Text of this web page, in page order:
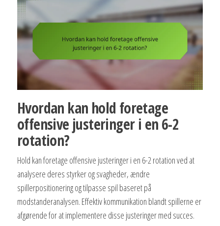
Hvordan kan hold foretage
offensive justeringer i en 6-2
rotation?
Hold kan foretage offensive justeringer i en 6-2 rotation ved at
analysere deres styrker og svagheder, ændre
spillerpositionering og tilpasse spil baseret på
modstanderanalysen. Effektiv kommunikation blandt spillerne er
afgørende for at implementere disse justeringer med succes.